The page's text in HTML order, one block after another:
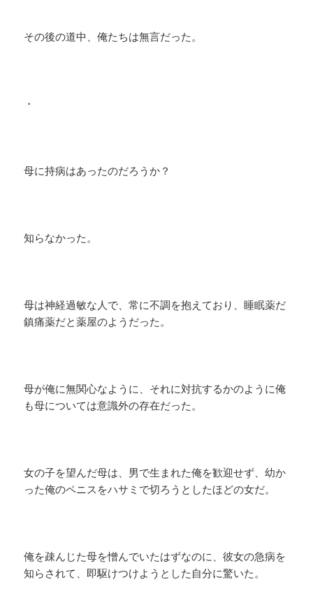
その後の道中、俺たちは無言だった。
・
母に持病はあったのだろうか？
知らなかった。
母は神経過敏な人で、常に不調を抱えており、睡眠薬だ
鎮痛薬だと薬屋のようだった。
母が俺に無関心なように、それに対抗するかのように俺
も母については意識外の存在だった。
女の子を望んだ母は、男で生まれた俺を歓迎せず、幼か
った俺のペニスをハサミで切ろうとしたほどの女だ。
俺を疎んじた母を憎んでいたはずなのに、彼女の急病を
知らされて、即駆けつけようとした自分に驚いた。